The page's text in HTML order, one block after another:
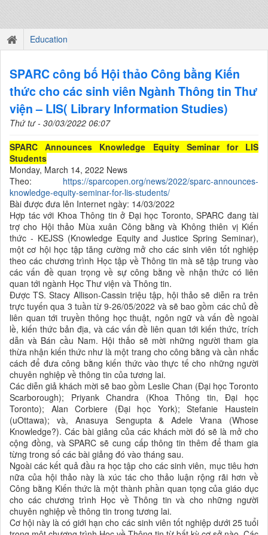
Education
SPARC công bố Hội thảo Công bằng Kiến
thức cho các sinh viên Ngành Thông tin Thư
viện – LIS( Library Information Studies)
Thứ tư - 30/03/2022 06:07
SPARC Announces Knowledge Equity Seminar for LIS
Students
Monday, March 14, 2022 News
Theo: https://sparcopen.org/news/2022/sparc-announces-
knowledge-equity-seminar-for-lis-students/
Bài được đưa lên Internet ngày: 14/03/2022
Hợp tác với Khoa Thông tin ở Đại học Toronto, SPARC đang tài
trợ cho Hội thảo Mùa xuân Công bằng và Không thiên vị Kiến
thức - KEJSS (Knowledge Equity and Justice Spring Seminar),
một cơ hội học tập tăng cường mở cho các sinh viên tốt nghiệp
theo các chương trình Học tập về Thông tin mà sẽ tập trung vào
các vấn đề quan trọng về sự công bằng về nhận thức có liên
quan tới ngành Học Thư viện và Thông tin.
Được TS. Stacy Allison-Cassin triệu tập, hội thảo sẽ diễn ra trên
trực tuyến qua 3 tuần từ 9-26/05/2022 và sẽ bao gồm các chủ đề
liên quan tới truyền thông học thuật, ngôn ngữ và vấn đề ngoài
lề, kiến thức bản địa, và các vấn đề liên quan tới kiến thức, trích
dẫn và Bán cầu Nam. Hội thảo sẽ mời những người tham gia
thừa nhận kiến thức như là một trang cho công bằng và cần nhắc
cách để đưa công bằng kiến thức vào thực tế cho những người
chuyên nghiệp về thông tin của tương lai.
Các diễn giả khách mời sẽ bao gồm Leslie Chan (Đại học Toronto
Scarborough); Priyank Chandra (Khoa Thông tin, Đại học
Toronto); Alan Corbiere (Đại học York); Stefanie Haustein
(uOttawa); và, Anasuya Sengupta & Adele Vrana (Whose
Knowledge?). Các bài giảng của các khách mời đó sẽ là mở cho
cộng đồng, và SPARC sẽ cung cấp thông tin thêm để tham gia
từng trong số các bài giảng đó vào tháng sau.
Ngoài các kết quả đầu ra học tập cho các sinh viên, mục tiêu hơn
nữa của hội thảo này là xúc tác cho thảo luận rộng rãi hơn về
Công bằng Kiến thức là một thành phần quan tọng của giáo dục
cho các chương trình Học về Thông tin và cho những người
chuyên nghiệp về thông tin trong tương lai.
Cơ hội này là có giới hạn cho các sinh viên tốt nghiệp dưới 25 tuổi